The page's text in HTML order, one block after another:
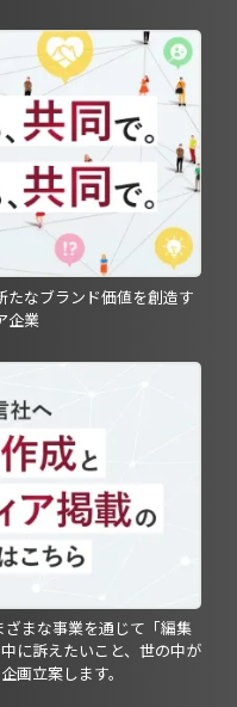
たなブランド価値を創造す
企業
まな事業を通じて「編集
に訴えたいこと、世の中が
画立案します。